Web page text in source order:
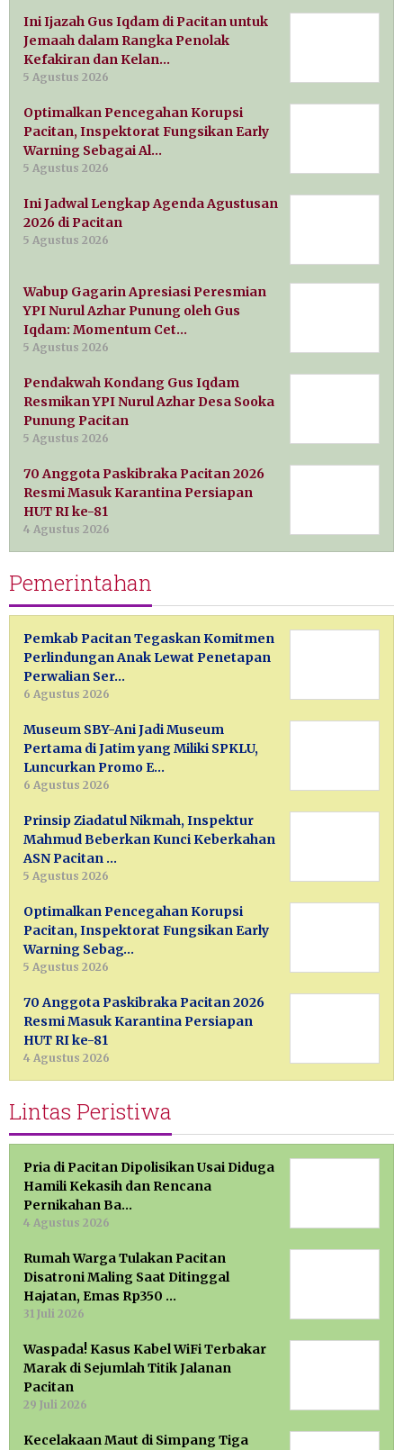
Ini Ijazah Gus Iqdam di Pacitan untuk
Jemaah dalam Rangka Penolak
Kefakiran dan Kelan…
5 Agustus 2026
Optimalkan Pencegahan Korupsi
Pacitan, Inspektorat Fungsikan Early
Warning Sebagai Al…
5 Agustus 2026
Ini Jadwal Lengkap Agenda Agustusan
2026 di Pacitan
5 Agustus 2026
Wabup Gagarin Apresiasi Peresmian
YPI Nurul Azhar Punung oleh Gus
Iqdam: Momentum Cet…
5 Agustus 2026
Pendakwah Kondang Gus Iqdam
Resmikan YPI Nurul Azhar Desa Sooka
Punung Pacitan
5 Agustus 2026
70 Anggota Paskibraka Pacitan 2026
Resmi Masuk Karantina Persiapan
HUT RI ke-81
4 Agustus 2026
Pemerintahan
Pemkab Pacitan Tegaskan Komitmen
Perlindungan Anak Lewat Penetapan
Perwalian Ser…
6 Agustus 2026
Museum SBY-Ani Jadi Museum
Pertama di Jatim yang Miliki SPKLU,
Luncurkan Promo E…
6 Agustus 2026
Prinsip Ziadatul Nikmah, Inspektur
Mahmud Beberkan Kunci Keberkahan
ASN Pacitan …
5 Agustus 2026
Optimalkan Pencegahan Korupsi
Pacitan, Inspektorat Fungsikan Early
Warning Sebag…
5 Agustus 2026
70 Anggota Paskibraka Pacitan 2026
Resmi Masuk Karantina Persiapan
HUT RI ke-81
4 Agustus 2026
Lintas Peristiwa
Pria di Pacitan Dipolisikan Usai Diduga
Hamili Kekasih dan Rencana
Pernikahan Ba…
4 Agustus 2026
Rumah Warga Tulakan Pacitan
Disatroni Maling Saat Ditinggal
Hajatan, Emas Rp350 …
31 Juli 2026
Waspada! Kasus Kabel WiFi Terbakar
Marak di Sejumlah Titik Jalanan
Pacitan
29 Juli 2026
Kecelakaan Maut di Simpang Tiga